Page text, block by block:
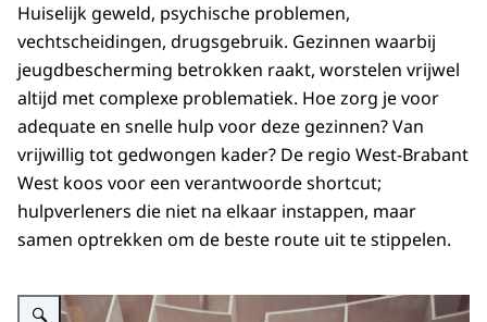
Huiselijk geweld, psychische problemen,
vechtscheidingen, drugsgebruik. Gezinnen waarbij
jeugdbescherming betrokken raakt, worstelen vrijwel
altijd met complexe problematiek. Hoe zorg je voor
adequate en snelle hulp voor deze gezinnen? Van
vrijwillig tot gedwongen kader? De regio West-Brabant
West koos voor een verantwoorde shortcut;
hulpverleners die niet na elkaar instappen, maar
samen optrekken om de beste route uit te stippelen.
Vergroot afbeelding Afbeelding van gezinnen in labyrinth